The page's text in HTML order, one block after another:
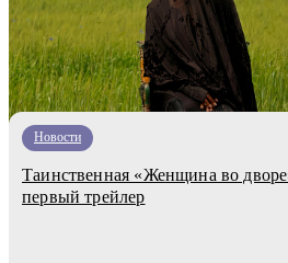
Новости
Таинственная «Женщина во
первый трейлер